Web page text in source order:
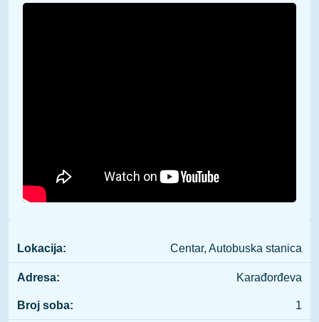
Lokacija: Centar, Autobuska stanica
Adresa: Karađorđeva
Broj soba: 1